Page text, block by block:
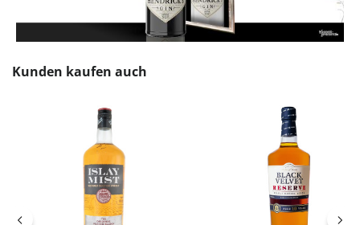
Produktgalerie überspringen
Kunden kaufen auch